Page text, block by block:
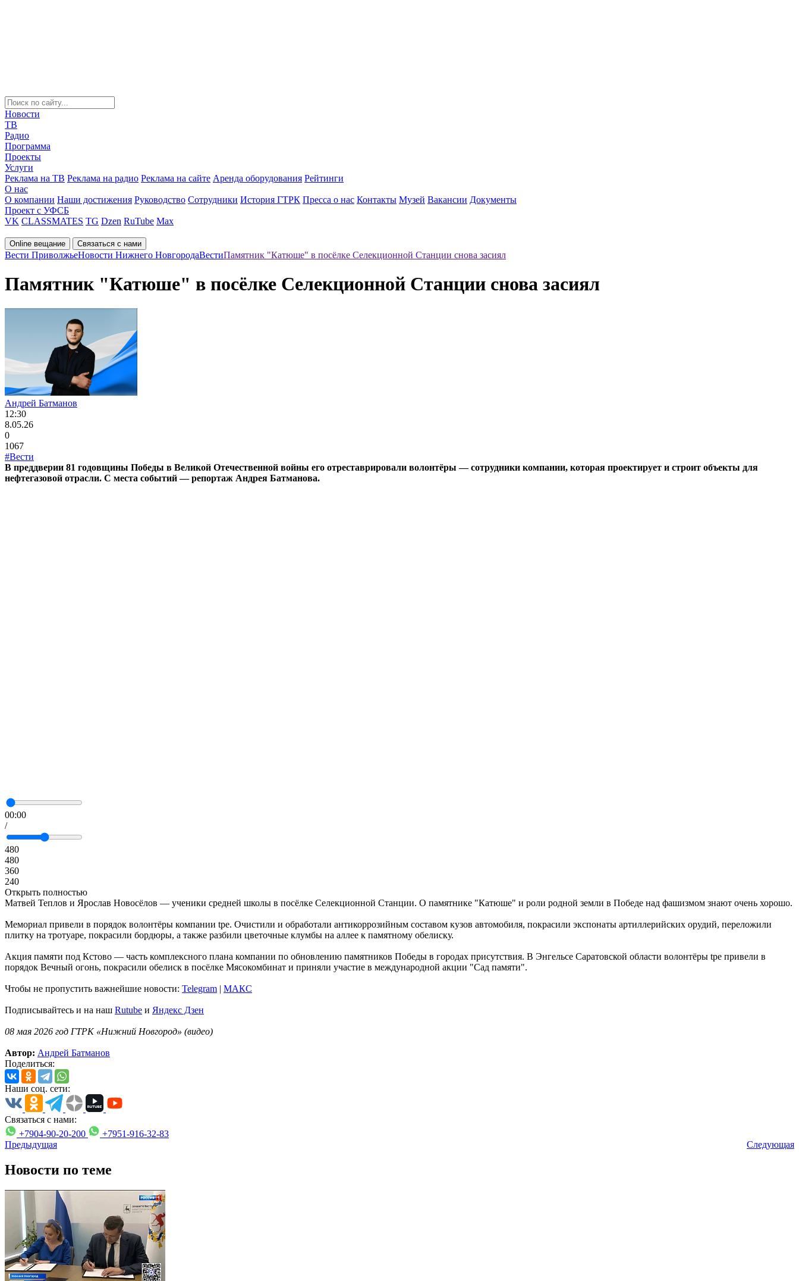
Новости
ТВ
Радио
Программа
Проекты
Услуги
Реклама на ТВ Реклама на радио Реклама на сайте Аренда оборудования Рейтинги
О нас
О компании Наши достижения Руководство Сотрудники История ГТРК Пресса о нас Контакты Музей Вакансии Документы
Проект с УФСБ
VK CLASSMATES TG Dzen RuTube Max
Online вещание Связаться с нами
Вести ПриволжьеНовости Нижнего НовгородаВестиПамятник "Катюше" в посёлке Селекционной Станции снова засиял
Памятник "Катюше" в посёлке Селекционной Станции снова засиял
Андрей Батманов
12:30
8.05.26
0
1067
#Вести
В преддверии 81 годовщины Победы в Великой Отечественной войны его отреставрировали волонтёры — сотрудники компании, которая проектирует и строит объекты для
нефтегазовой отрасли. С места событий — репортаж Андрея Батманова.
00:00
/
480
480
360
240
Открыть полностью
Матвей Теплов и Ярослав Новосёлов — ученики средней школы в посёлке Селекционной Станции. О памятнике "Катюше" и роли родной земли в Победе над фашизмом знают очень хорошо.
Мемориал привели в порядок волонтёры компании tpe. Очистили и обработали антикоррозийным составом кузов автомобиля, покрасили экспонаты артиллерийских орудий, переложили
плитку на тротуаре, покрасили бордюры, а также разбили цветочные клумбы на аллее к памятному обелиску.
Акция памяти под Кстово — часть комплексного плана компании по обновлению памятников Победы в городах присутствия. В Энгельсе Саратовской области волонтёры tpe привели в
порядок Вечный огонь, покрасили обелиск в посёлке Мясокомбинат и приняли участие в международной акции "Сад памяти".
Чтобы не пропустить важнейшие новости: Telegram | MAКС
Подписывайтесь и на наш Rutube и Яндекс Дзен
08 мая 2026 год ГТРК «Нижний Новгород» (видео)
Автор: Андрей Батманов
Поделиться:
Наши соц. сети:
Связаться с нами:
+7904-90-20-200
+7951-916-32-83
Предыдущая
Следующая
Новости по теме